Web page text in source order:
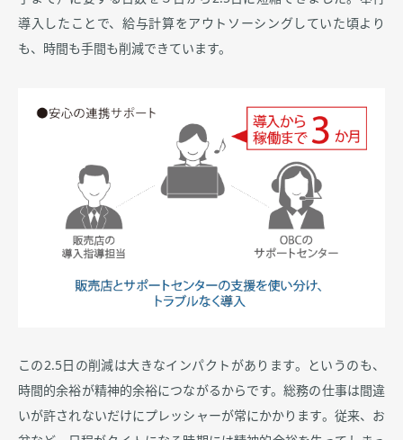
導入したことで、給与計算をアウトソーシングしていた頃より
も、時間も手間も削減できています。
この2.5日の削減は大きなインパクトがあります。というのも、
時間的余裕が精神的余裕につながるからです。総務の仕事は間違
いが許されないだけにプレッシャーが常にかかります。従来、お